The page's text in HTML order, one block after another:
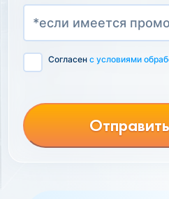
Согласен с условиями